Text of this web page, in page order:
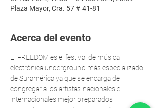
Plaza Mayor, Cra. 57 # 41-81
Acerca del evento
El FREEDOM es el festival de música
electrónica underground más especializado
de Suramérica ya que se encarga de
congregar a los artistas nacionales e
internacionales mejor preparados